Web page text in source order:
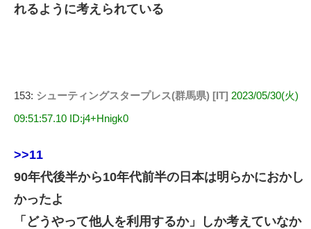
れるように考えられている
153: シューティングスタープレス(群馬県) [IT] 2023/05/30(火)
09:51:57.10 ID:j4+Hnigk0
>>11
90年代後半から10年代前半の日本は明らかにおかし
かったよ
「どうやって他人を利用するか」しか考えていなか